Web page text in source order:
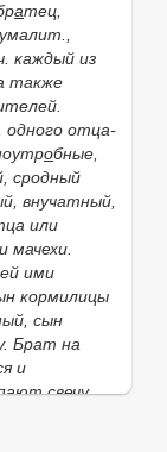
Своё и чужое.
своих
начать
на своём
убеждения,
при своём(не
).Он своё
желанию,
сообразно со
по-своему
что-то
играх: не
с тем,
атец,
умалит.,
каждый из
также
одного отца-
обные,
сродный
внучатный,
или
мачехи.
ими
кормилицы
, сын
Брат на
и
свечу
—